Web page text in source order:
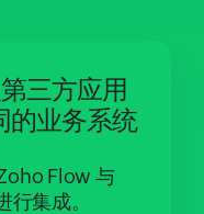
三方应用
的业务系统
Flow 与
集成。